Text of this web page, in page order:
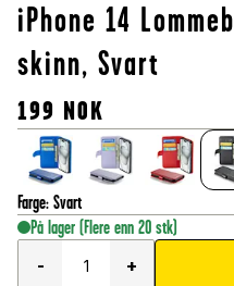
iPhone 14
skinn, Svart
199 NOK
Farge: Svart
På lager (Flere enn 20 stk)
-
+